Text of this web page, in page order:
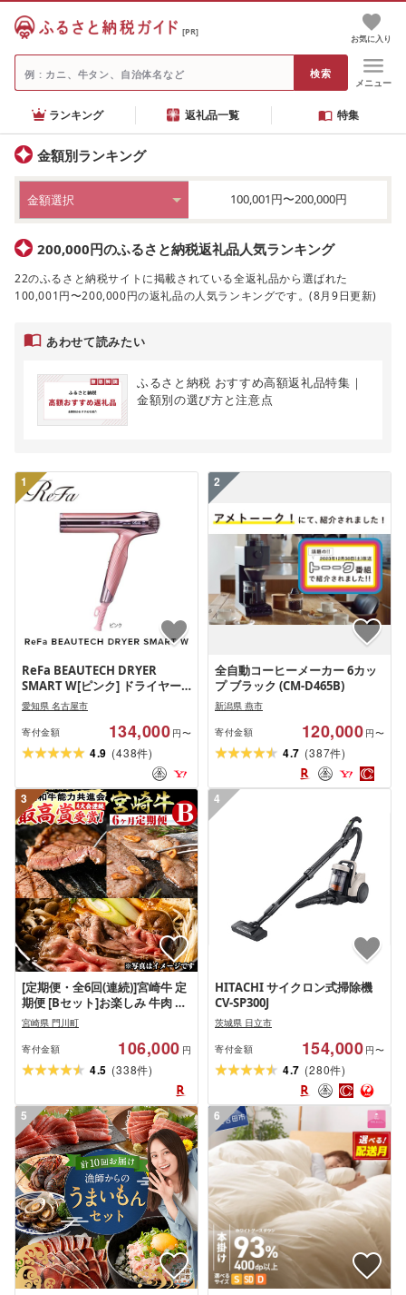
[PR]
お気に入り
メニュー
ランキング 返礼品一覧 特集
金額別ランキング
金額選択 100,001円〜200,000円
200,000円のふるさと納税返礼品人気ランキング
22のふるさと納税サイトに掲載されている全返礼品から選ばれた
100,001円〜200,000円の返礼品の人気ランキングです。(8月9日更新)
あわせて読みたい
ふるさと納税 おすすめ高額返礼品特集｜
金額別の選び方と注意点
1
ReFa BEAUTECH DRYER
SMART W[ピンク] ドライヤー
美容 家電 ドライヤー リファ
愛知県 名古屋市
寄付金額 134,000 円〜
4.9 (438件)
2
全自動コーヒーメーカー 6カッ
プ ブラック (CM-D465B)
新潟県 燕市
寄付金額 120,000 円〜
4.7 (387件)
3
[定期便・全6回(連続)]宮崎牛 定
期便 [Bセット]お楽しみ 牛肉 国
産 定期 ヒレ肉 ひれにく モモ ウ
デ ロース バラ スライス 宮崎県
産 黒毛和牛 焼肉 ステーキ すき
焼き[R-68][株式会社ミヤチク]
宮崎県 門川町
寄付金額 106,000 円
4.5 (338件)
4
HITACHI サイクロン式掃除機
CV-SP300J
茨城県 日立市
寄付金額 154,000 円〜
4.7 (280件)
5 6